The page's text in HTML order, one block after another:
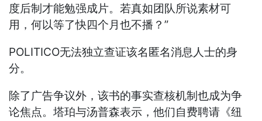
度后制才能勉强成片。若真如团队所说素材可
用，何以等了快四个月也不播？”
POLITICO无法独立查证该名匿名消息人士的身
分。
除了广告争议外，该书的事实查核机制也成为争
论焦点。塔珀与汤普森表示，他们自费聘请《纽